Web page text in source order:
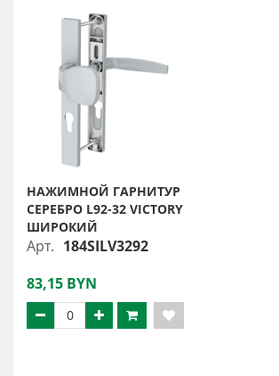
НАЖИМНОЙ ГАРНИТУР
СЕРЕБРО L92-32 VICTORY
ШИРОКИЙ
Арт. 184SILV3292
83,15 BYN